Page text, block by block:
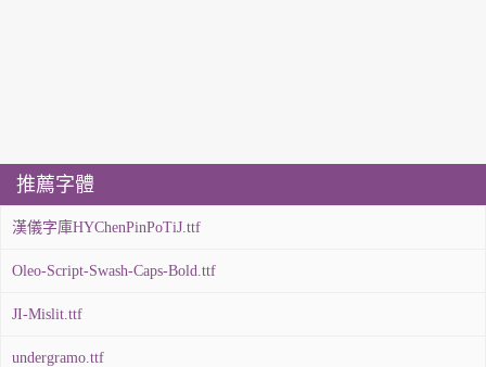
推薦字體
漢儀字庫HYChenPinPoTiJ.ttf
Oleo-Script-Swash-Caps-Bold.ttf
JI-Mislit.ttf
undergramo.ttf